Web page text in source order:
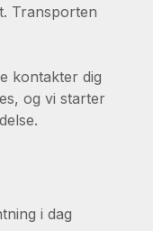
Transporten
kontakter dig
og vi starter
i dag